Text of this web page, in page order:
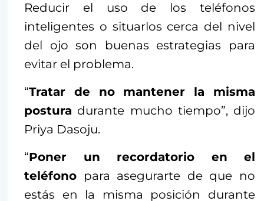
Reducir el uso de los teléfonos
inteligentes o situarlos cerca del nivel
del ojo son buenas estrategias para
evitar el problema.
“Tratar de no mantener la misma
postura durante mucho tiempo”, dijo
Priya Dasoju.
“Poner un recordatorio en el
teléfono para asegurarte de que no
estás en la misma posición durante